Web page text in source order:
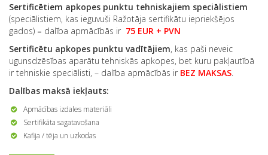
Sertificētiem apkopes punktu tehniskajiem speciālistiem
(speciālistiem, kas ieguvuši Ražotāja sertifikātu iepriekšējos
gados) – dalība apmācībās ir 75 EUR + PVN
Sertificētu apkopes punktu vadītājiem, kas paši neveic
ugunsdzēsības aparātu tehniskās apkopes, bet kuru pakļautībā
ir tehniskie speciālisti, – dalība apmācībās ir BEZ MAKSAS.
Dalības maksā iekļauts:
Apmācības izdales materiāli
Sertifikāta sagatavošana
Kafija / tēja un uzkodas